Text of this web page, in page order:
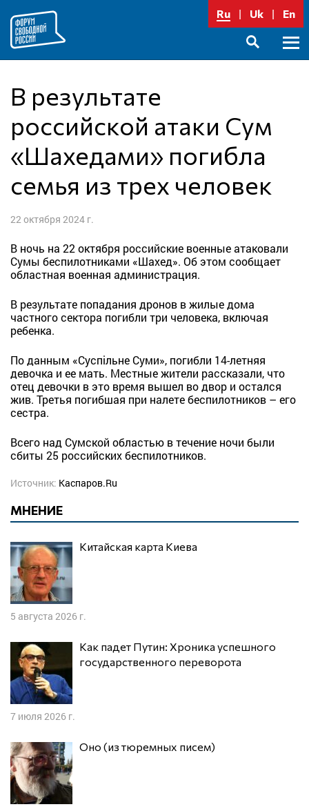
содержимому
Ru Uk En
В результате
российской атаки Сум
«Шахедами» погибла
семья из трех человек
22 октября 2024 г.
В ночь на 22 октября российские военные атаковали
Сумы беспилотниками «Шахед». Об этом сообщает
областная военная администрация.
В результате попадания дронов в жилые дома
частного сектора погибли три человека, включая
ребенка.
По данным «Суспільне Суми», погибли 14-летняя
девочка и ее мать. Местные жители рассказали, что
отец девочки в это время вышел во двор и остался
жив. Третья погибшая при налете беспилотников – его
сестра.
Всего над Сумской областью в течение ночи были
сбиты 25 российских беспилотников.
Источник: Каспаров.Ru
МНЕНИЕ
Китайская карта Киева
5 августа 2026 г.
Как падет Путин: Хроника успешного
государственного переворота
7 июля 2026 г.
Оно (из тюремных писем)